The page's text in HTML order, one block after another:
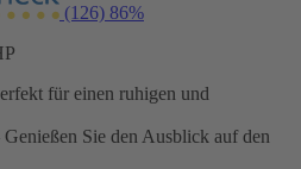
(126) 86%
für einen ruhigen und
Sie den Ausblick auf den